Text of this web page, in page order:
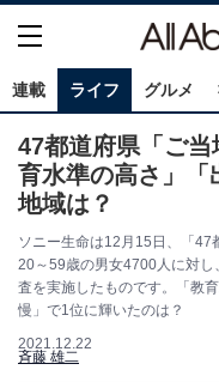
連載 ライフ グルメ
47都道府県「ご
育水準の高さ」「
地域は？
ソニー生命は12月15日、「47
20～59歳の男女4700人に対し
査を実施したものです。「教
慢」で1位に輝いたのは？
2021.12.22
斉藤 雄二